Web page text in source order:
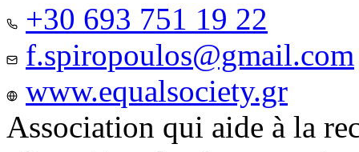
+30 693 751 19 22
f.spiropoulos@gmail.com
www.equalsociety.gr
Association qui aide à la